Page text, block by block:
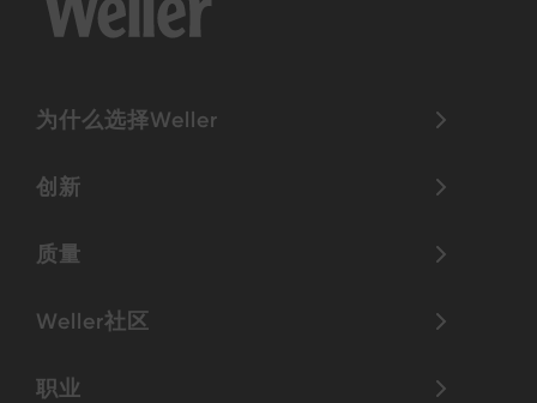
为什么选择Weller
创新
质量
Weller社区
职业